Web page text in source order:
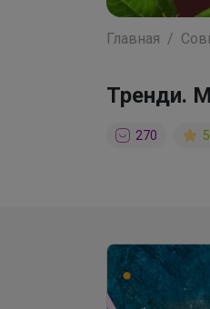
Главная
Тренди.
270